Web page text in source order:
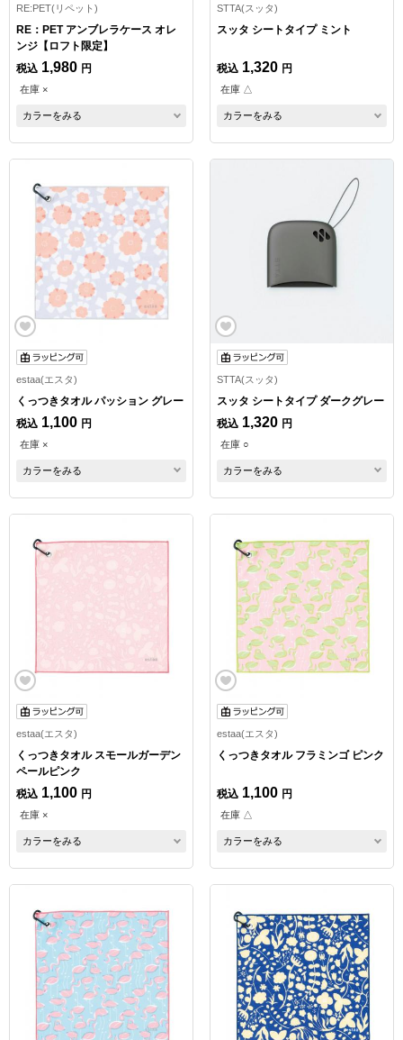
RE:PET(リペット)
RE：PET アンブレラケース オレ
ンジ【ロフト限定】
税込 1,980 円
在庫 ×
カラーをみる
STTA(スッタ)
スッタ シートタイプ ミント
税込 1,320 円
在庫 △
カラーをみる
estaa(エスタ)
くっつきタオル パッション グレー
税込 1,100 円
在庫 ×
カラーをみる
STTA(スッタ)
スッタ シートタイプ ダークグレー
税込 1,320 円
在庫 ○
カラーをみる
estaa(エスタ)
くっつきタオル スモールガーデン
ペールピンク
税込 1,100 円
在庫 ×
カラーをみる
estaa(エスタ)
くっつきタオル フラミンゴ ピンク
税込 1,100 円
在庫 △
カラーをみる